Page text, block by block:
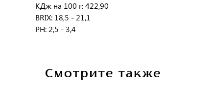
КДж на 100 г: 422,90
BRIX: 18,5 - 21,1
PH: 2,5 - 3,4
Смотрите также